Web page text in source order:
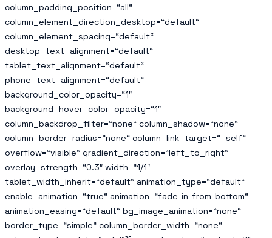
column_padding_position=“all“
column_element_direction_desktop=“default“
column_element_spacing=“default“
desktop_text_alignment=“default“
tablet_text_alignment=“default“
phone_text_alignment=“default“
background_color_opacity=“1″
background_hover_color_opacity=“1″
column_backdrop_filter=“none“ column_shadow=“none“
column_border_radius=“none“ column_link_target=“_self“
overflow=“visible“ gradient_direction=“left_to_right“
overlay_strength=“0.3″ width=“1/1″
tablet_width_inherit=“default“ animation_type=“default“
enable_animation=“true“ animation=“fade-in-from-bottom“
animation_easing=“default“ bg_image_animation=“none“
border_type=“simple“ column_border_width=“none“